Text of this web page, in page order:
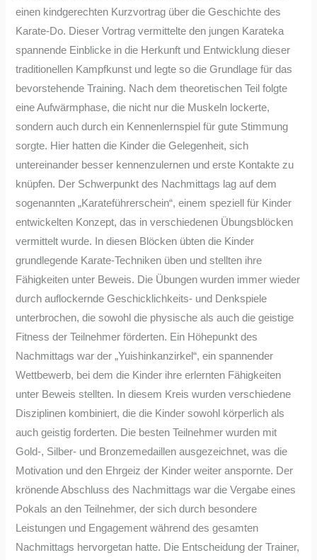
einen kindgerechten Kurzvortrag über die Geschichte des
Karate-Do. Dieser Vortrag vermittelte den jungen Karateka
spannende Einblicke in die Herkunft und Entwicklung dieser
traditionellen Kampfkunst und legte so die Grundlage für das
bevorstehende Training. Nach dem theoretischen Teil folgte
eine Aufwärmphase, die nicht nur die Muskeln lockerte,
sondern auch durch ein Kennenlernspiel für gute Stimmung
sorgte. Hier hatten die Kinder die Gelegenheit, sich
untereinander besser kennenzulernen und erste Kontakte zu
knüpfen. Der Schwerpunkt des Nachmittags lag auf dem
sogenannten „Karateführerschein“, einem speziell für Kinder
entwickelten Konzept, das in verschiedenen Übungsblöcken
vermittelt wurde. In diesen Blöcken übten die Kinder
grundlegende Karate-Techniken üben und stellten ihre
Fähigkeiten unter Beweis. Die Übungen wurden immer wieder
durch auflockernde Geschicklichkeits- und Denkspiele
unterbrochen, die sowohl die physische als auch die geistige
Fitness der Teilnehmer förderten. Ein Höhepunkt des
Nachmittags war der „Yuishinkanzirkel“, ein spannender
Wettbewerb, bei dem die Kinder ihre erlernten Fähigkeiten
unter Beweis stellten. In diesem Kreis wurden verschiedene
Disziplinen kombiniert, die die Kinder sowohl körperlich als
auch geistig forderten. Die besten Teilnehmer wurden mit
Gold-, Silber- und Bronzemedaillen ausgezeichnet, was die
Motivation und den Ehrgeiz der Kinder weiter anspornte. Der
krönende Abschluss des Nachmittags war die Vergabe eines
Pokals an den Teilnehmer, der sich durch besondere
Leistungen und Engagement während des gesamten
Nachmittags hervorgetan hatte. Die Entscheidung der Trainer,